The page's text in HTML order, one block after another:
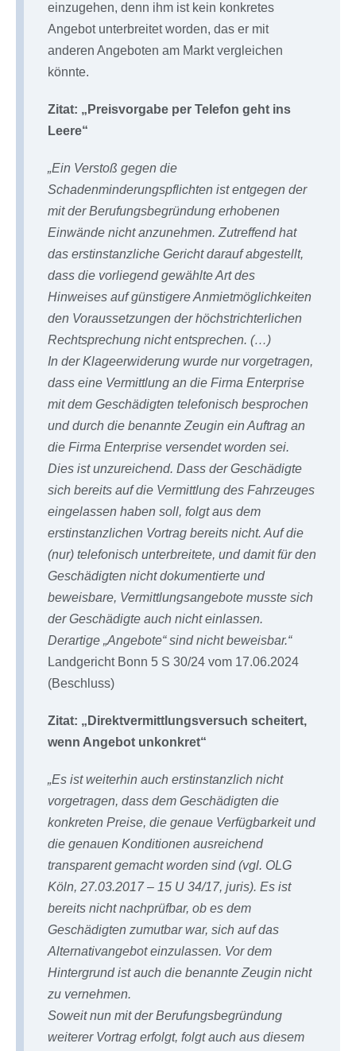
einzugehen, denn ihm ist kein konkretes
Angebot unterbreitet worden, das er mit
anderen Angeboten am Markt vergleichen
könnte.
Zitat: „Preisvorgabe per Telefon geht ins
Leere“
„Ein Verstoß gegen die
Schadenminderungspflichten ist entgegen der
mit der Berufungsbegründung erhobenen
Einwände nicht anzunehmen. Zutreffend hat
das erstinstanzliche Gericht darauf abgestellt,
dass die vorliegend gewählte Art des
Hinweises auf günstigere Anmietmöglichkeiten
den Voraussetzungen der höchstrichterlichen
Rechtsprechung nicht entsprechen. (…)
In der Klageerwiderung wurde nur vorgetragen,
dass eine Vermittlung an die Firma Enterprise
mit dem Geschädigten telefonisch besprochen
und durch die benannte Zeugin ein Auftrag an
die Firma Enterprise versendet worden sei.
Dies ist unzureichend. Dass der Geschädigte
sich bereits auf die Vermittlung des Fahrzeuges
eingelassen haben soll, folgt aus dem
erstinstanzlichen Vortrag bereits nicht. Auf die
(nur) telefonisch unterbreitete, und damit für den
Geschädigten nicht dokumentierte und
beweisbare, Vermittlungsangebote musste sich
der Geschädigte auch nicht einlassen.
Derartige „Angebote“ sind nicht beweisbar.“
Landgericht Bonn 5 S 30/24 vom 17.06.2024
(Beschluss)
Zitat: „Direktvermittlungsversuch scheitert,
wenn Angebot unkonkret“
„Es ist weiterhin auch erstinstanzlich nicht
vorgetragen, dass dem Geschädigten die
konkreten Preise, die genaue Verfügbarkeit und
die genauen Konditionen ausreichend
transparent gemacht worden sind (vgl. OLG
Köln, 27.03.2017 – 15 U 34/17, juris). Es ist
bereits nicht nachprüfbar, ob es dem
Geschädigten zumutbar war, sich auf das
Alternativangebot einzulassen. Vor dem
Hintergrund ist auch die benannte Zeugin nicht
zu vernehmen.
Soweit nun mit der Berufungsbegründung
weiterer Vortrag erfolgt, folgt auch aus diesem